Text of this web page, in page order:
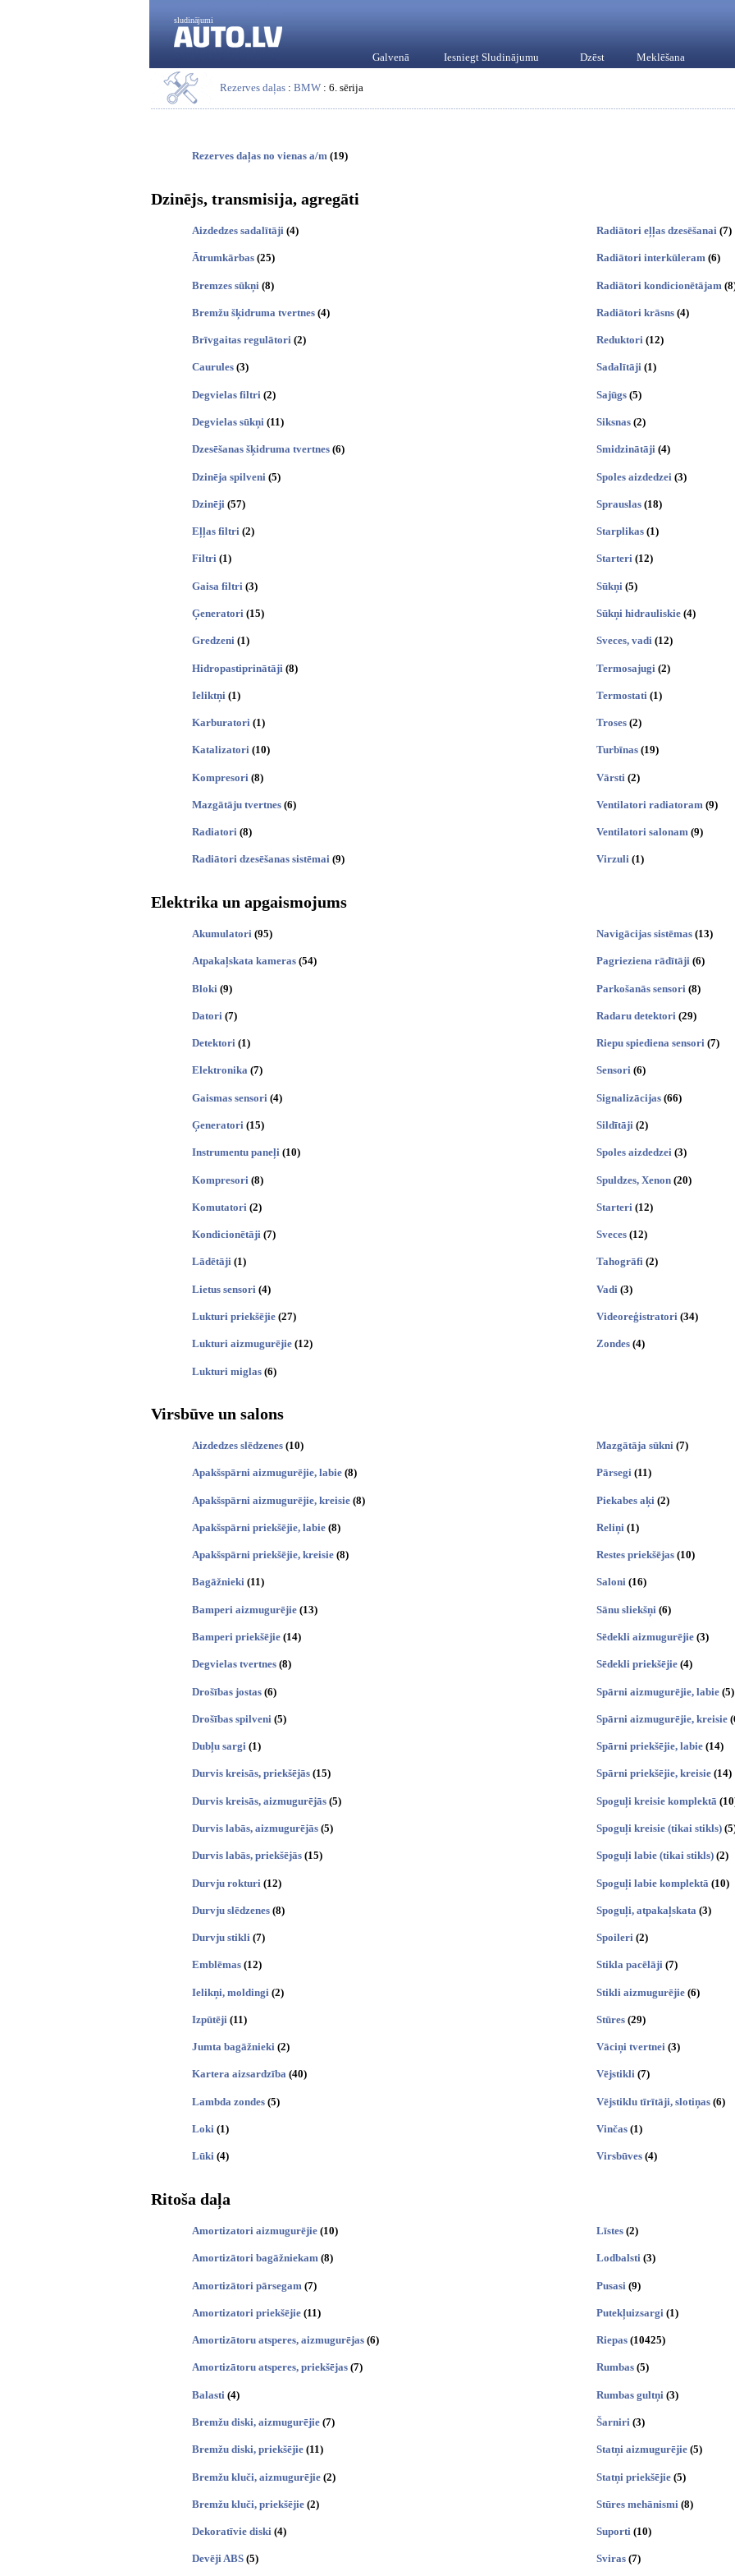
sludinājumi
Galvenā Iesniegt Sludinājumu Dzēst Meklēšana
Rezerves daļas : BMW : 6. sērija
Rezerves daļas no vienas a/m (19)
Dzinējs, transmisija, agregāti
Aizdedzes sadalītāji (4)
Ātrumkārbas (25)
Bremzes sūkņi (8)
Bremžu šķidruma tvertnes (4)
Brīvgaitas regulātori (2)
Caurules (3)
Degvielas filtri (2)
Degvielas sūkņi (11)
Dzesēšanas šķidruma tvertnes (6)
Dzinēja spilveni (5)
Dzinēji (57)
Eļļas filtri (2)
Filtri (1)
Gaisa filtri (3)
Ģeneratori (15)
Gredzeni (1)
Hidropastiprinātāji (8)
Ieliktņi (1)
Karburatori (1)
Katalizatori (10)
Kompresori (8)
Mazgātāju tvertnes (6)
Radiatori (8)
Radiātori dzesēšanas sistēmai (9)
Radiātori eļļas dzesēšanai (7)
Radiātori interkūleram (6)
Radiātori kondicionētājam
Radiātori krāsns (4)
Reduktori (12)
Sadalītāji (1)
Sajūgs (5)
Siksnas (2)
Smidzinātāji (4)
Spoles aizdedzei (3)
Sprauslas (18)
Starplikas (1)
Starteri (12)
Sūkņi (5)
Sūkņi hidrauliskie (4)
Sveces, vadi (12)
Termosajugi (2)
Termostati (1)
Troses (2)
Turbīnas (19)
Vārsti (2)
Ventilatori radiatoram (9)
Ventilatori salonam (9)
Virzuli (1)
Elektrika un apgaismojums
Akumulatori (95)
Atpakaļskata kameras (54)
Bloki (9)
Datori (7)
Detektori (1)
Elektronika (7)
Gaismas sensori (4)
Ģeneratori (15)
Instrumentu paneļi (10)
Kompresori (8)
Komutatori (2)
Kondicionētāji (7)
Lādētāji (1)
Lietus sensori (4)
Lukturi priekšējie (27)
Lukturi aizmugurējie (12)
Lukturi miglas (6)
Navigācijas sistēmas (13)
Pagrieziena rādītāji (6)
Parkošanās sensori (8)
Radaru detektori (29)
Riepu spiediena sensori (7)
Sensori (6)
Signalizācijas (66)
Sildītāji (2)
Spoles aizdedzei (3)
Spuldzes, Xenon (20)
Starteri (12)
Sveces (12)
Tahogrāfi (2)
Vadi (3)
Videoreģistratori (34)
Zondes (4)
Virsbūve un salons
Aizdedzes slēdzenes (10)
Apakšspārni aizmugurējie, labie (8)
Apakšspārni aizmugurējie, kreisie (8)
Apakšspārni priekšējie, labie (8)
Apakšspārni priekšējie, kreisie (8)
Bagāžnieki (11)
Bamperi aizmugurējie (13)
Bamperi priekšējie (14)
Degvielas tvertnes (8)
Drošības jostas (6)
Drošības spilveni (5)
Dubļu sargi (1)
Durvis kreisās, priekšējās (15)
Durvis kreisās, aizmugurējās (5)
Durvis labās, aizmugurējās (5)
Durvis labās, priekšējās (15)
Durvju rokturi (12)
Durvju slēdzenes (8)
Durvju stikli (7)
Emblēmas (12)
Ielikņi, moldingi (2)
Izpūtēji (11)
Jumta bagāžnieki (2)
Kartera aizsardzība (40)
Lambda zondes (5)
Loki (1)
Lūki (4)
Mazgātāja sūkni (7)
Pārsegi (11)
Piekabes aķi (2)
Reliņi (1)
Restes priekšējas (10)
Saloni (16)
Sānu sliekšņi (6)
Sēdekli aizmugurējie (3)
Sēdekli priekšējie (4)
Spārni aizmugurējie, labie (5)
Spārni aizmugurējie, kreisie
Spārni priekšējie, labie (14)
Spārni priekšējie, kreisie (14)
Spoguļi kreisie komplektā
Spoguļi kreisie (tikai stikls)
Spoguļi labie (tikai stikls) (2)
Spoguļi labie komplektā (10)
Spoguļi, atpakaļskata (3)
Spoileri (2)
Stikla pacēlāji (7)
Stikli aizmugurējie (6)
Stūres (29)
Vāciņi tvertnei (3)
Vējstikli (7)
Vējstiklu tīrītāji, slotiņas (6)
Vinčas (1)
Virsbūves (4)
Ritoša daļa
Amortizatori aizmugurējie (10)
Amortizātori bagāžniekam (8)
Amortizātori pārsegam (7)
Amortizatori priekšējie (11)
Amortizātoru atsperes, aizmugurējas (6)
Amortizātoru atsperes, priekšējas (7)
Balasti (4)
Bremžu diski, aizmugurējie (7)
Bremžu diski, priekšējie (11)
Bremžu kluči, aizmugurējie (2)
Bremžu kluči, priekšējie (2)
Dekoratīvie diski (4)
Devēji ABS (5)
Līstes (2)
Lodbalsti (3)
Pusasi (9)
Putekļuizsargi (1)
Riepas (10425)
Rumbas (5)
Rumbas gultņi (3)
Šarniri (3)
Statņi aizmugurējie (5)
Statņi priekšējie (5)
Stūres mehānismi (8)
Suporti (10)
Sviras (7)